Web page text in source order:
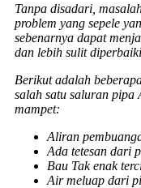
Tanpa disadari,
problem yang sepele
sebenarnya dapat
dan lebih sulit
Berikut adalah
salah satu saluran pipa
mampet:
Aliran
Ada tetesan dari
Bau Tak enak
Air meluap dari